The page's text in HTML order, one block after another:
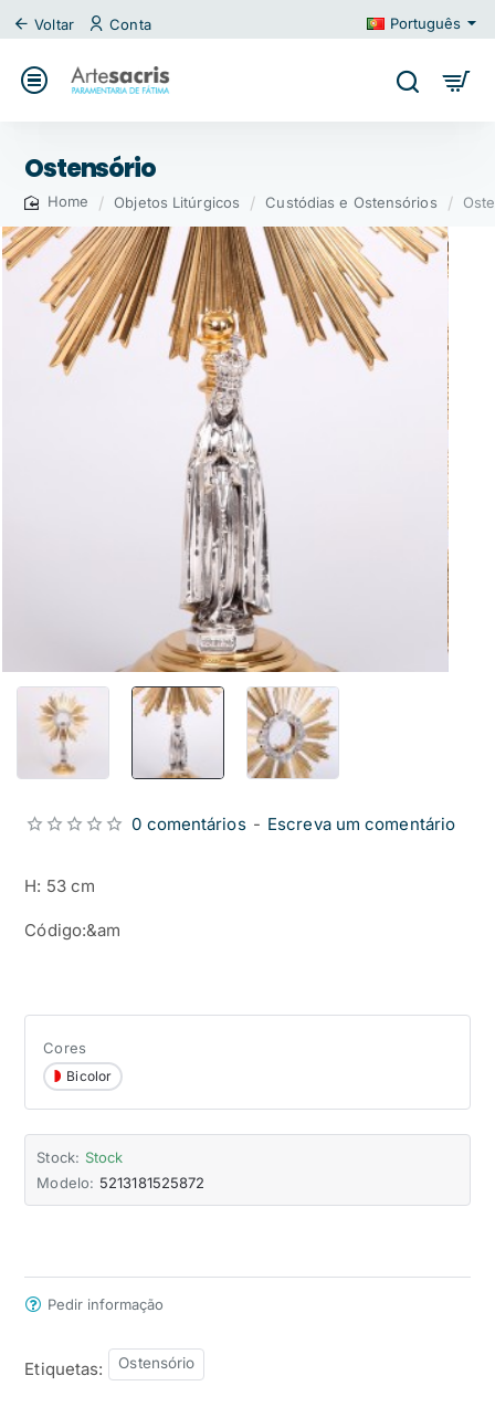
Voltar Conta Português
Ostensório
Objetos Litúrgicos Custódias e Ostensórios
H: 53 cm
Código:&am
Stock: Stock
Modelo: 5213181525872
0 comentários - Escreva um comentário
Cores
Bicolor
Pedir informação
Etiquetas: Ostensório